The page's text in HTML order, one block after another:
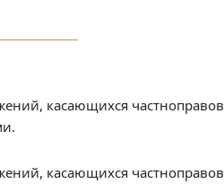
касающихся
касающихся